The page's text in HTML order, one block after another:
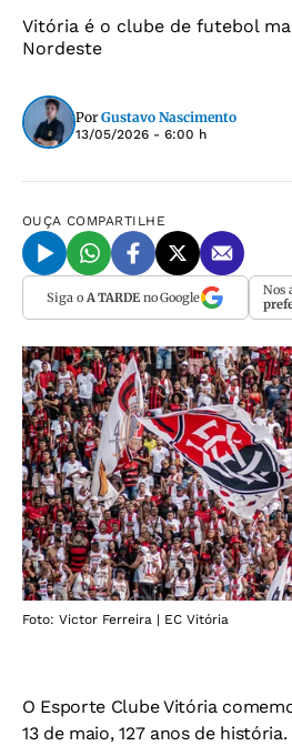
Vitória é o clube de futebol
Nordeste
Por Gustavo Nascimento
13/05/2026 - 6:00 h
OUÇA COMPARTILHE
Siga o A TARDEno Google Nos
Foto: Victor Ferreira | EC Vitória
O Esporte Clube Vitória
13 de maio, 127 anos de história.